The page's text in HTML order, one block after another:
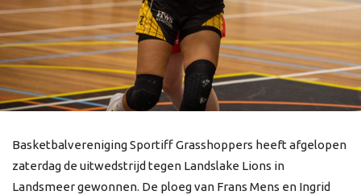
Basketbalvereniging Sportiff Grasshoppers heeft afgelopen
zaterdag de uitwedstrijd tegen Landslake Lions in
Landsmeer gewonnen. De ploeg van Frans Mens en Ingrid